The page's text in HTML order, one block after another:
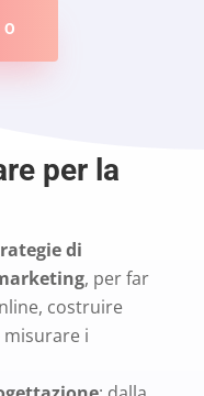
per la
di
, per far
costruire
i